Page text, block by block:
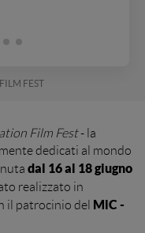
FEST
Film Fest- la
dedicati al mondo
dal 16 al 18 giugno
realizzato in
il patrocinio del MiC -